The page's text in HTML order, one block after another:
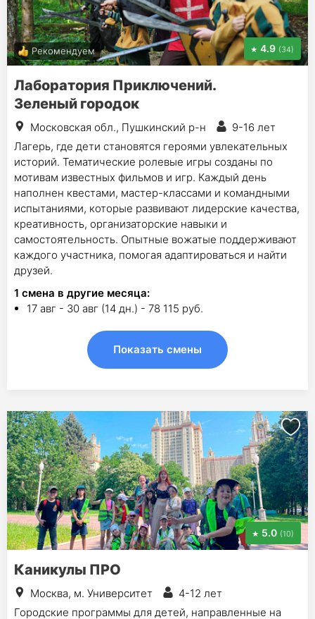
Рекомендуем 4.9 (34)
Лаборатория Приключений.
Зеленый городок
Московская обл., Пушкинский р-н
9-16 лет
Лагерь, где дети становятся героями увлекательных
историй. Тематические ролевые игры созданы по
мотивам известных фильмов и игр. Каждый день
наполнен квестами, мастер-классами и командными
испытаниями, которые развивают лидерские качества,
креативность, организаторские навыки и
самостоятельность. Опытные вожатые поддерживают
каждого участника, помогая адаптироваться и найти
друзей.
1 смена в другие месяца:
17 авг - 30 авг (14 дн.) - 78 115 руб.
Показать смены
5.0 (10)
Каникулы ПРО
Москва, м. Университет
4-12 лет
Городские программы для детей, направленные на